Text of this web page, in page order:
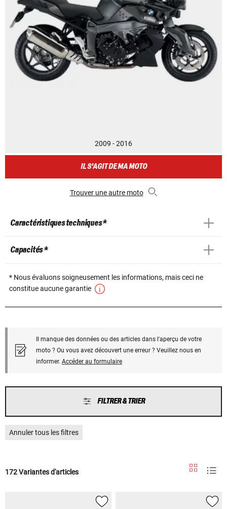
2009 - 2016
IL S'AGIT DE MA MOTO
Trouver une autre moto
Caractéristiques techniques *
Capacités *
* Nous évaluons soigneusement les informations, mais ceci ne
constitue aucune garantie
Il manque des données ou des articles dans l'aperçu de votre
moto ? Ou vous avez découvert une erreur ? Veuillez nous en
informer. Accéder au formulaire
FILTRER & TRIER
Annuler tous les filtres
172 Variantes d'articles